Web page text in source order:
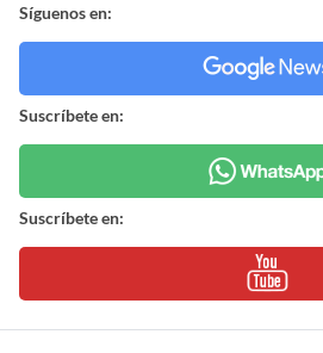
Síguenos en:
Suscríbete en:
Suscríbete en: